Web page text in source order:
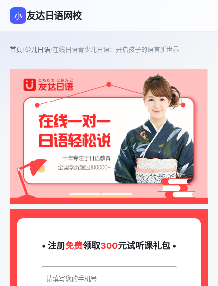
小 友达日语网校
首页/少儿日语/在线日语青少儿日语：开启孩子的语言新世界
• 注册免费领取300元试听课礼包 •